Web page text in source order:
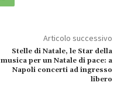
Articolo successivo
Stelle di Natale, le Star della
musica per un Natale di pace: a
Napoli concerti ad ingresso
libero